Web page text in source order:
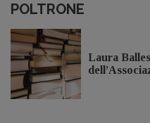
POLTRONE
Laura